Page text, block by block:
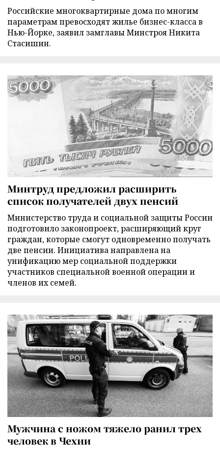
Российские многоквартирные дома по многим
параметрам превосходят жилье бизнес-класса в
Нью-Йорке, заявил замглавы Минстроя Никита
Стасишин.
Минтруд предложил расширить
список получателей двух пенсий
Министерство труда и социальной защиты России
подготовило законопроект, расширяющий круг
граждан, которые смогут одновременно получать
две пенсии. Инициатива направлена на
унификацию мер социальной поддержки
участников специальной военной операции и
членов их семей.
Мужчина с ножом тяжело ранил трех
человек в Чехии